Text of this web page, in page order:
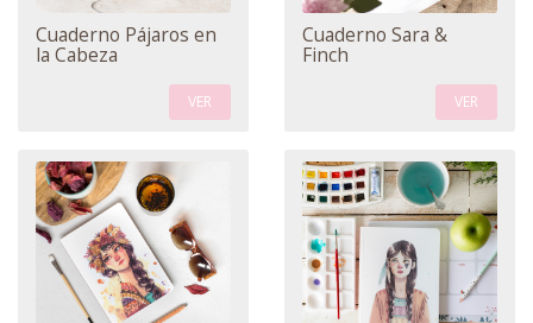
Cuaderno Pájaros en
la Cabeza
VER
Cuaderno Sara &
Finch
VER